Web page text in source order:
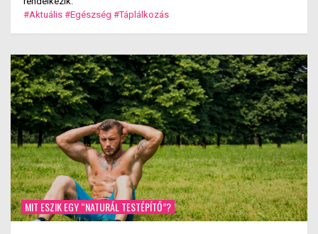
#Aktuális #Egészség #Táplálkozás
MIT ESZIK EGY “NATURÁL TESTÉPÍTŐ”?